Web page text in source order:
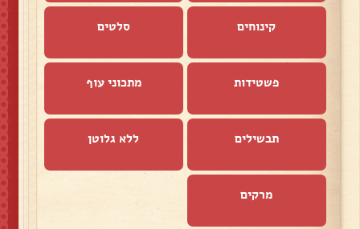
קינוחים סלטים
פשטידות מתכוני עוף
תבשילים ללא גלוטן
מרקים